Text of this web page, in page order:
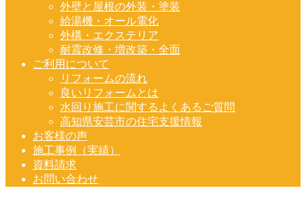
外壁と屋根の外装・塗装
給湯機・オール電化
外構・エクステリア
耐震改修・増改築・全面
ご利用について
リフォームの流れ
良いリフォームとは
水回り施工に関するよくあるご質問
高知県安芸市の住宅支援情報
お客様の声
施工事例（実績）
資料請求
お問い合わせ